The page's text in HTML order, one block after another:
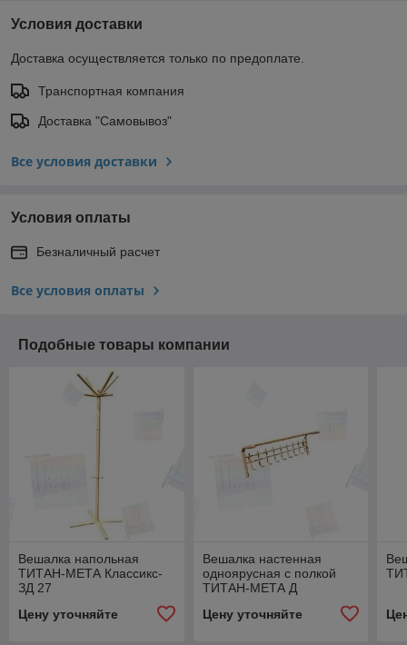
Условия доставки
Доставка осуществляется только по предоплате.
Транспортная компания
Доставка "Самовывоз"
Все условия доставки
Условия оплаты
Безналичный расчет
Все условия оплаты
Подобные товары компании
Вешалка напольная
ТИТАН-МЕТА Классикс-
ЗД 27
Цену уточняйте
Вешалка настенная
одноярусная с полкой
ТИТАН-МЕТА Д
Цену уточняйте